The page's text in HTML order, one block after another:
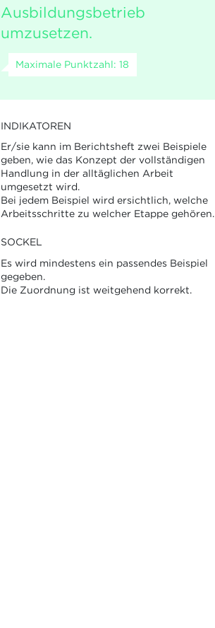
Ausbildungsbetrieb
umzusetzen.
Maximale Punktzahl: 18
INDIKATOREN
Er/sie kann im Berichtsheft zwei Beispiele
geben, wie das Konzept der vollständigen
Handlung in der alltäglichen Arbeit
umgesetzt wird.
Bei jedem Beispiel wird ersichtlich, welche
Arbeitsschritte zu welcher Etappe gehören.
SOCKEL
Es wird mindestens ein passendes Beispiel
gegeben.
Die Zuordnung ist weitgehend korrekt.